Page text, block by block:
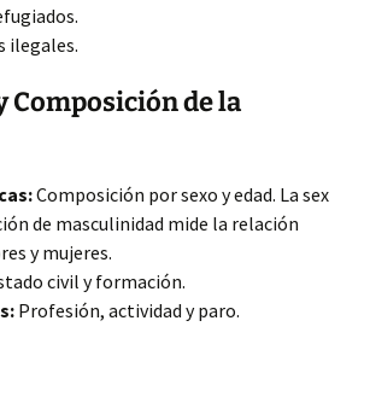
ilegales.
Composición de la
Composición por sexo y edad. La sex
de masculinidad mide la relación
y mujeres.
civil y formación.
Profesión, actividad y paro.